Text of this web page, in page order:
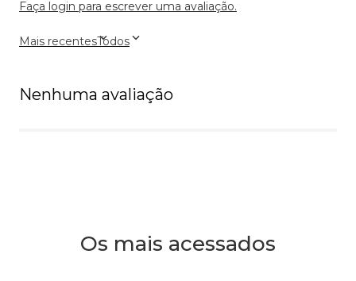
Faça login para escrever uma avaliação.
Mais recentesTodos
Nenhuma avaliação
Os mais acessados